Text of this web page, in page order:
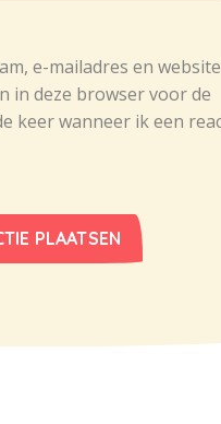
e-mailadres en website
in deze browser voor de
keer wanneer ik een